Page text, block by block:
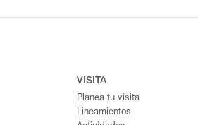
VISITA
Planea tu visita
Lineamientos